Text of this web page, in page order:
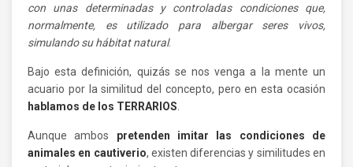
con unas determinadas y controladas condiciones que,
normalmente, es utilizado para albergar seres vivos,
simulando su hábitat natural.
Bajo esta definición, quizás se nos venga a la mente un
acuario por la similitud del concepto, pero en esta ocasión
hablamos de los TERRARIOS
Aunque ambos pretenden imitar las condiciones de
animales en cautiverio, existen diferencias y similitudes en